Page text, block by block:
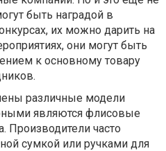
быть наградой в
их можно дарить на
они могут быть
к основному товару
различные модели
являются флисовые
Производители часто
сумкой или ручками для